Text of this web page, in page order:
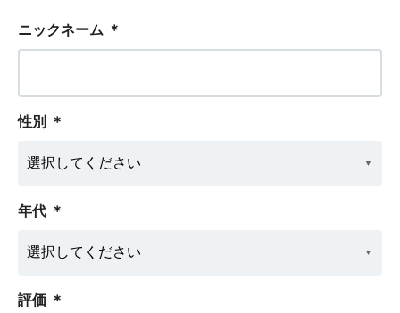
ニックネーム ＊
性別 ＊
年代 ＊
評価 ＊